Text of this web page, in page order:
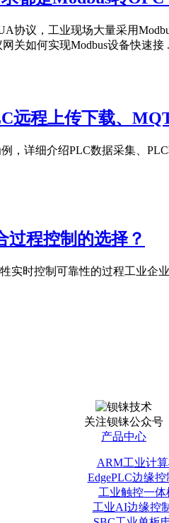
协议，工业现场大量采用
关如何实现Modbus设备快速接
远程上传下载、
，详细介绍PLC数据采集、
过程控制的选择？
时控制可靠性的过程工业企
关注钡铼公众号
产品中心
ARM工业计
EdgePLC边缘控
工业触控一体
工业AI边缘控